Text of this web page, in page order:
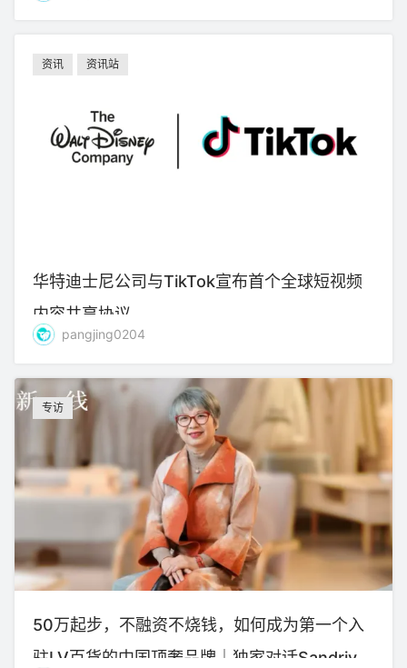
资讯 资讯站
华特迪士尼公司与TikTok宣布首个全球短视频
内容共享协议
pangjing0204
专访
50万起步，不融资不烧钱，如何成为第一个入
驻LV百货的中国顶奢品牌｜独家对话Sandriver